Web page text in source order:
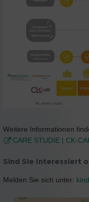
Weitere Informationen
CARE STUDIE | CK-
Sind Sie Interessiert
Melden Sie sich unter: